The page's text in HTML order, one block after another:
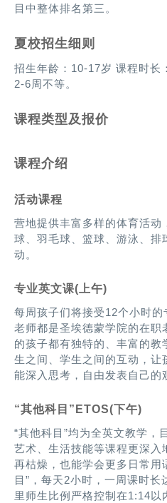
目中整体排名第三。
夏校招生细则
招生年龄：10-17岁 课程时长
2-6周不等。
课程类型及报价
课程介绍
活动课程
营地提供丰富多样的体育活动
球、羽毛球、篮球、游泳、排
动。
专业英文课(上午)
每周孩子们将接受12个小时
老师都是圣埃德蒙学院的在职
的孩子都有独特的、丰富的
生之间、学生之间的互动，让
能深入思考，自由发表自己的
“其他科目”ETOS(下午)
“其他科目”均为全英文教学，
艺术、生活技能等课程更深入
再枯燥，也能学会更多日常用
目”，每天2小时，一周课时
里师生比例严格控制在1:14以